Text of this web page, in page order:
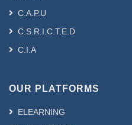
C.A.P.U
C.S.R.I.C.T.E.D
C.I.A
OUR PLATFORMS
ELEARNING